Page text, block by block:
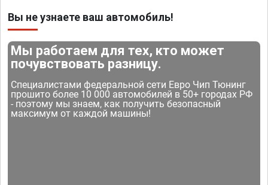
Вы не узнаете ваш автомобиль!
Мы работаем для тех, кто может
почувствовать разницу.
Специалистами федеральной сети Евро Чип Тюнинг
прошито более 10 000 автомобилей в 50+ городах РФ
- поэтому мы знаем, как получить безопасный
максимум от каждой машины!